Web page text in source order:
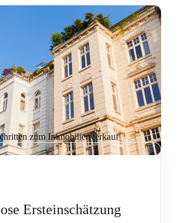
zum Immobilienverkauf
Ersteinschätzung